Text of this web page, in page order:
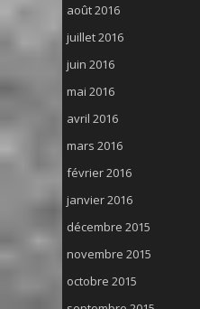
août 2016
juillet 2016
juin 2016
mai 2016
avril 2016
mars 2016
février 2016
janvier 2016
décembre 2015
novembre 2015
octobre 2015